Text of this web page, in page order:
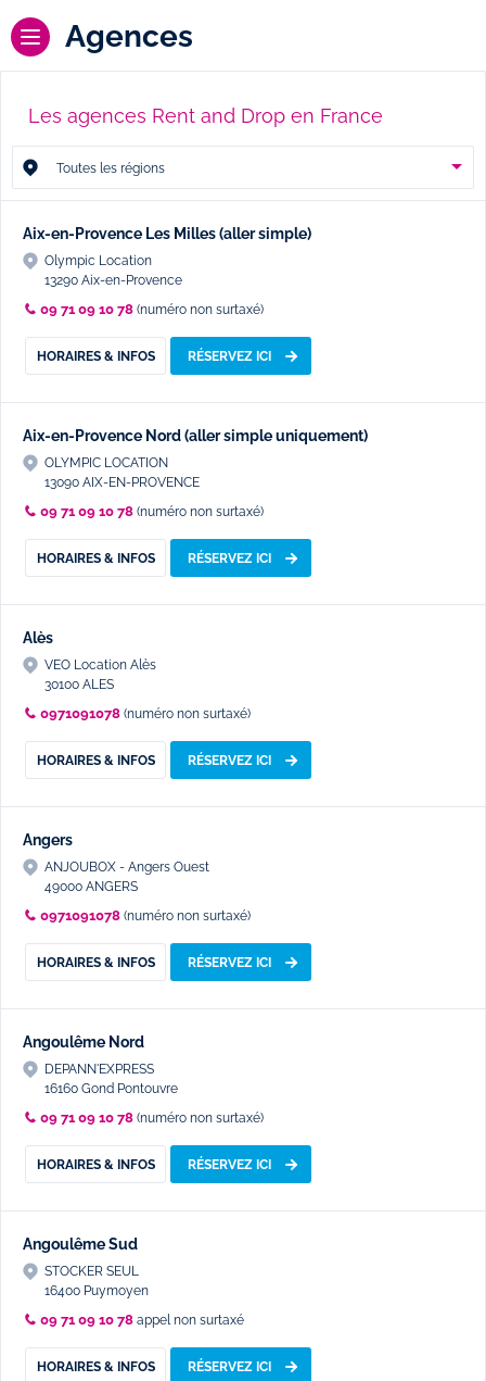
Agences
Les agences Rent and Drop en France
Toutes les régions
Aix-en-Provence Les Milles (aller simple)
Olympic Location
13290 Aix-en-Provence
09 71 09 10 78 (numéro non surtaxé)
HORAIRES & INFOS RÉSERVEZ ICI
Aix-en-Provence Nord (aller simple uniquement)
OLYMPIC LOCATION
13090 AIX-EN-PROVENCE
09 71 09 10 78 (numéro non surtaxé)
HORAIRES & INFOS RÉSERVEZ ICI
Alès
VEO Location Alès
30100 ALES
0971091078 (numéro non surtaxé)
HORAIRES & INFOS RÉSERVEZ ICI
Angers
ANJOUBOX - Angers Ouest
49000 ANGERS
0971091078 (numéro non surtaxé)
HORAIRES & INFOS RÉSERVEZ ICI
Angoulême Nord
DEPANN'EXPRESS
16160 Gond Pontouvre
09 71 09 10 78 (numéro non surtaxé)
HORAIRES & INFOS RÉSERVEZ ICI
Angoulême Sud
STOCKER SEUL
16400 Puymoyen
09 71 09 10 78 appel non surtaxé
HORAIRES & INFOS RÉSERVEZ ICI